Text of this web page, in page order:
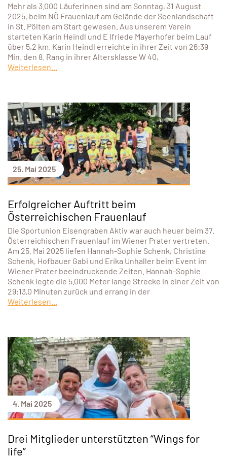
Mehr als 3.000 Läuferinnen sind am Sonntag, 31 August
2025, beim NÖ Frauenlauf am Gelände der Seenlandschaft
in St. Pölten am Start gewesen. Aus unserem Verein
starteten Karin Heindl und E lfriede Mayerhofer beim Lauf
über 5,2 km. Karin Heindl erreichte in ihrer Zeit von 26:39
Min. den 8. Rang in ihrer Altersklasse W 40,
Weiterlesen...
25. Mai 2025
Erfolgreicher Auftritt beim
Österreichischen Frauenlauf
Die Sportunion Eisengraben Aktiv war auch heuer beim 37.
Österreichischen Frauenlauf im Wiener Prater vertreten.
Am 25. Mai 2025 liefen Hannah-Sophie Schenk, Christina
Schenk, Hofbauer Gabi und Erika Unhaller beim Event im
Wiener Prater beeindruckende Zeiten. Hannah-Sophie
Schenk legte die 5.000 Meter lange Strecke in einer Zeit von
29:13,0 Minuten zurück und errang in der
Weiterlesen...
4. Mai 2025
Drei Mitglieder unterstützten “Wings for
life”